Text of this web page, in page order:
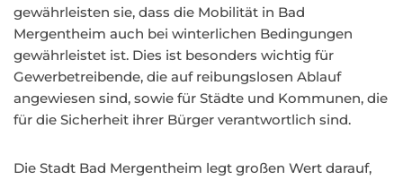
gewährleisten sie, dass die Mobilität in Bad
Mergentheim auch bei winterlichen Bedingungen
gewährleistet ist. Dies ist besonders wichtig für
Gewerbetreibende, die auf reibungslosen Ablauf
angewiesen sind, sowie für Städte und Kommunen, die
für die Sicherheit ihrer Bürger verantwortlich sind.
Die Stadt Bad Mergentheim legt großen Wert darauf,